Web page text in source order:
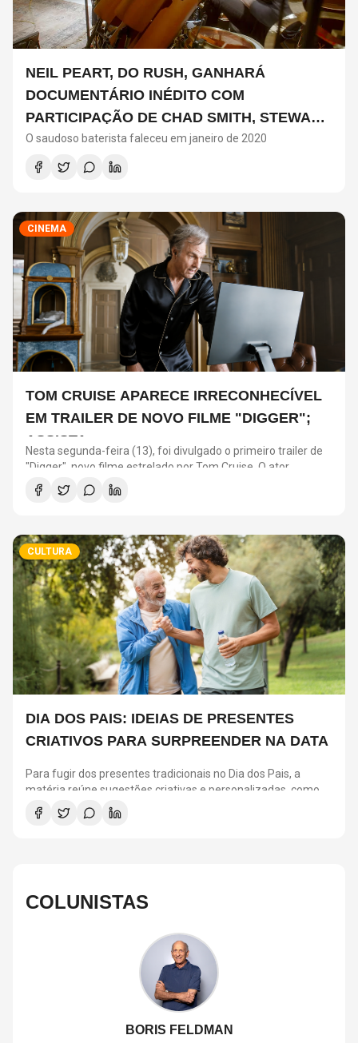
NEIL PEART, DO RUSH, GANHARÁ
DOCUMENTÁRIO INÉDITO COM
PARTICIPAÇÃO DE CHAD SMITH, STEWART
COPELAND E DANNY CAREY
O saudoso baterista faleceu em janeiro de 2020
CINEMA
TOM CRUISE APARECE IRRECONHECÍVEL
EM TRAILER DE NOVO FILME "DIGGER";
ASSISTA
Nesta segunda-feira (13), foi divulgado o primeiro trailer de
"Digger", novo filme estrelado por Tom Cruise. O ator
interpreta o personagem que dá nome à produção, dirigida
por Alejandro González Iñárritu – conhecido por “O
CULTURA
DIA DOS PAIS: IDEIAS DE PRESENTES
CRIATIVOS PARA SURPREENDER NA DATA
Para fugir dos presentes tradicionais no Dia dos Pais, a
matéria reúne sugestões criativas e personalizadas, como
vinis, cursos de gastronomia, assinaturas de café, ingressos
para shows, ensaios em família e experiências
COLUNISTAS
BORIS FELDMAN